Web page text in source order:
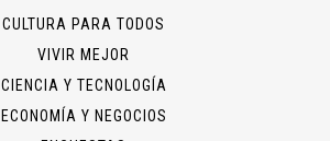
CULTURA PARA TODOS
VIVIR MEJOR
CIENCIA Y TECNOLOGÍA
ECONOMÍA Y NEGOCIOS